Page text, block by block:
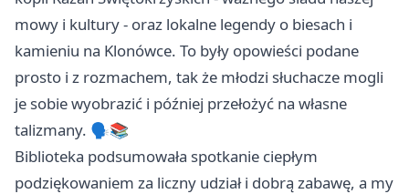
mowy i kultury - oraz lokalne legendy o biesach i
kamieniu na Klonówce. To były opowieści podane
prosto i z rozmachem, tak że młodzi słuchacze mogli
je sobie wyobrazić i później przełożyć na własne
talizmany. 🗣️📚
Biblioteka podsumowała spotkanie ciepłym
podziękowaniem za liczny udział i dobrą zabawę, a my